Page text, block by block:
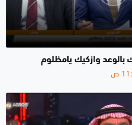
بالوعد وازكيك يامظلوم